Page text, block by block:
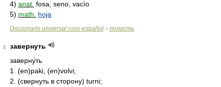
4) anat. fosa, seno, vacìo
5) math. hoja
Diccionario universal ruso-español > полость
5
завернуть
заверну́ть
1. (en)paki, (en)volvi;
2. (свернуть в сторону) turni;